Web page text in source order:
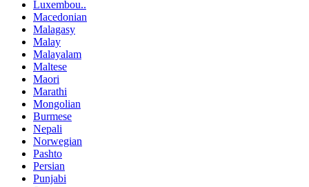
Luxembou..
Macedonian
Malagasy
Malay
Malayalam
Maltese
Maori
Marathi
Mongolian
Burmese
Nepali
Norwegian
Pashto
Persian
Punjabi